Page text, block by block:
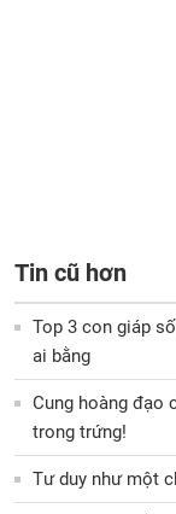
Tin cũ hơn
Top 3 con giáp
ai bằng
Cung hoàng đạo
trong trứng!
Tư duy như một